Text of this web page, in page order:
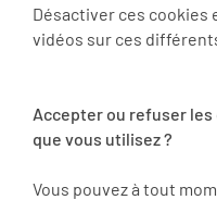
Désactiver ces cookies
vidéos sur ces
Accepter ou refuser
que vous utilisez ?
Vous pouvez à tout